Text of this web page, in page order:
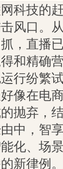
科技的
风口。
，直播
和精确
行纷繁
像在电
抛弃，
中，智
能化、场
新律例